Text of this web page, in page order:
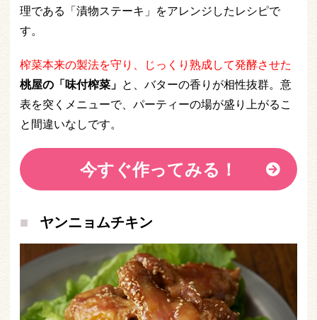
理である「漬物ステーキ」をアレンジしたレシピで
す。
榨菜本来の製法を守り、じっくり熟成して発酵させた
桃屋の「味付榨菜」 と、バターの香りが相性抜群。意
表を突くメニューで、パーティーの場が盛り上がるこ
と間違いなしです。
今すぐ作ってみる！
ヤンニョムチキン